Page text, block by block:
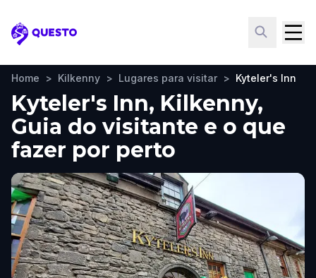
Questo
Home > Kilkenny > Lugares para visitar > Kyteler's Inn
Kyteler's Inn, Kilkenny,
Guia do visitante e o que
fazer por perto